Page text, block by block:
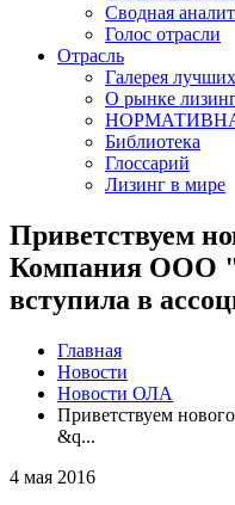
Сводная
Голос отрасли
Отрасль
Галерея
О рынке
Библиотека
Глоссарий
Лизинг в мире
Приветствуем
Компания ООО
вступила в
Главная
Новости
Новости ОЛА
Приветствуем
&q...
4 мая 2016